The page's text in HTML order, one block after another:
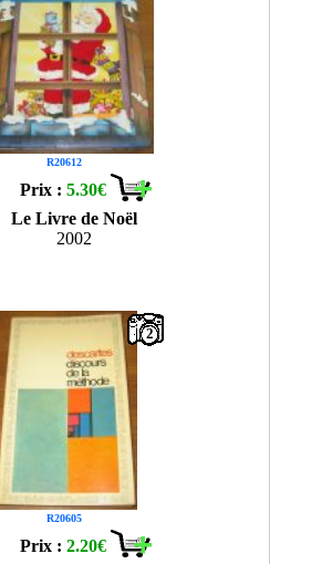
R20612
Prix :5.30€
Le Livre de Noël
2002
R20605
2
Prix :2.20€